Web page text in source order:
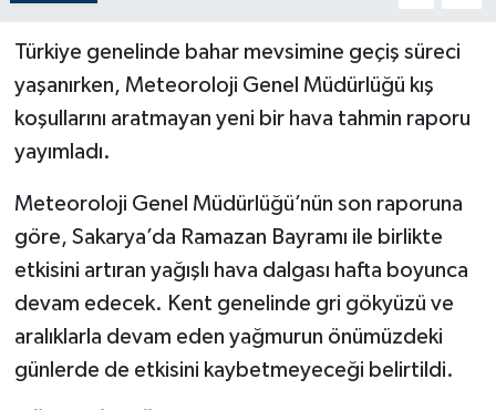
Türkiye genelinde bahar mevsimine geçiş süreci
yaşanırken, Meteoroloji Genel Müdürlüğü kış
koşullarını aratmayan yeni bir hava tahmin raporu
yayımladı.
Meteoroloji Genel Müdürlüğü’nün son raporuna
göre, Sakarya’da Ramazan Bayramı ile birlikte
etkisini artıran yağışlı hava dalgası hafta boyunca
devam edecek. Kent genelinde gri gökyüzü ve
aralıklarla devam eden yağmurun önümüzdeki
günlerde de etkisini kaybetmeyeceği belirtildi.